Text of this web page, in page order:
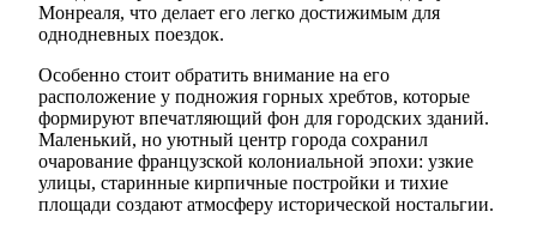
Монреаля, что делает его легко достижимым для
однодневных поездок.
Особенно стоит обратить внимание на его
расположение у подножия горных хребтов, которые
формируют впечатляющий фон для городских зданий.
Маленький, но уютный центр города сохранил
очарование французской колониальной эпохи: узкие
улицы, старинные кирпичные постройки и тихие
площади создают атмосферу исторической ностальгии.